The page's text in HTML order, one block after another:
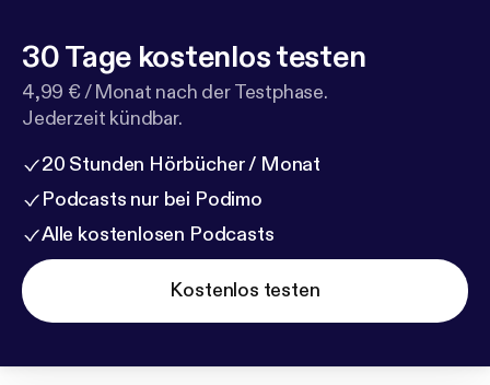
30 Tage kostenlos testen
4,99 € / Monat nach der Testphase.
Jederzeit kündbar.
20 Stunden Hörbücher / Monat
Podcasts nur bei Podimo
Alle kostenlosen Podcasts
Kostenlos testen